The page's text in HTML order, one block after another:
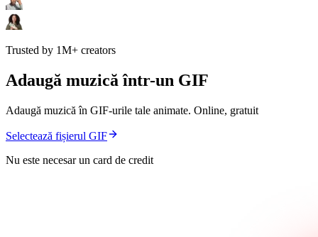
Trusted by 1M+ creators
Adaugă muzică într-un GIF
Adaugă muzică în GIF-urile tale animate. Online, gratuit
Selectează fișierul GIF
Nu este necesar un card de credit